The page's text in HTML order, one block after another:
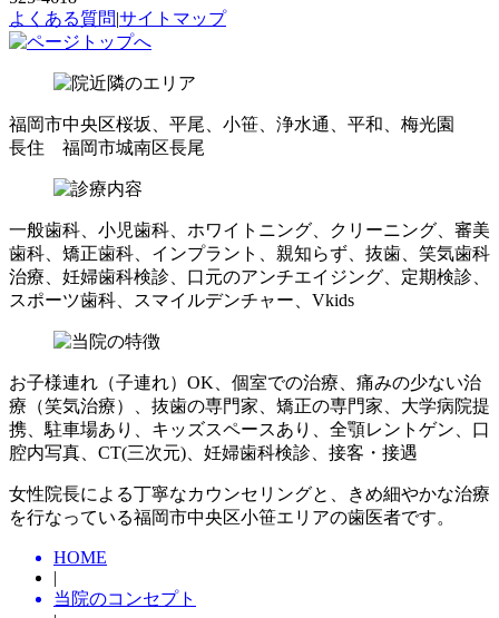
よくある質問|サイトマップ
福岡市中央区桜坂、平尾、小笹、浄水通、平和、梅光園
長住 福岡市城南区長尾
一般歯科、小児歯科、ホワイトニング、クリーニング、審美
歯科、矯正歯科、インプラント、親知らず、抜歯、笑気歯科
治療、妊婦歯科検診、口元のアンチエイジング、定期検診、
スポーツ歯科、スマイルデンチャー、Vkids
お子様連れ（子連れ）OK、個室での治療、痛みの少ない治
療（笑気治療）、抜歯の専門家、矯正の専門家、大学病院提
携、駐車場あり、キッズスペースあり、全顎レントゲン、口
腔内写真、CT(三次元)、妊婦歯科検診、接客・接遇
女性院長による丁寧なカウンセリングと、きめ細やかな治療
を行なっている福岡市中央区小笹エリアの歯医者です。
HOME
|
当院のコンセプト